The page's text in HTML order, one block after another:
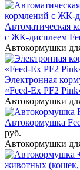
Автоматическая
с ЖК-дисплеем
Автокормушки
Электронная
«Feed-Ex PF2
Автокормушки
Автокормушка
руб.
Автокормушки